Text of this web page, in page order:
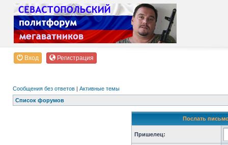
Вход Регистрация
Сообщения без ответов | Активные темы
Список форумов
Послать
Пришелец: